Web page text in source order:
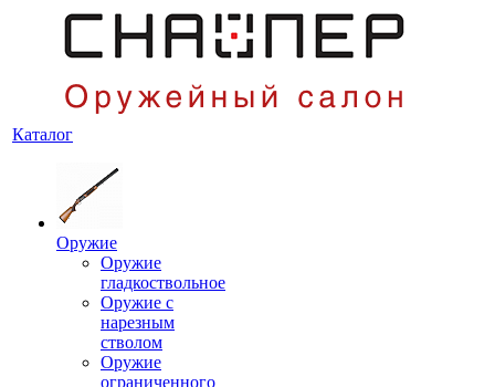
Каталог
Оружие
Оружие
гладкоствольное
Оружие с
нарезным
стволом
Оружие
ограниченного